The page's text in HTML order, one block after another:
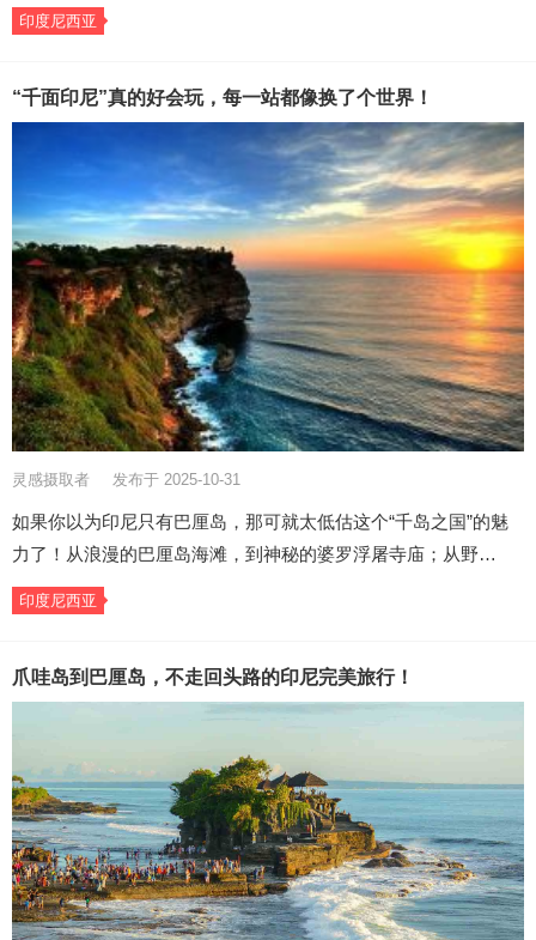
印度尼西亚
“千面印尼”真的好会玩，每一站都像换了个世界！
灵感摄取者 发布于 2025-10-31
如果你以为印尼只有巴厘岛，那可就太低估这个“千岛之国”的魅
力了！从浪漫的巴厘岛海滩，到神秘的婆罗浮屠寺庙；从野…
印度尼西亚
爪哇岛到巴厘岛，不走回头路的印尼完美旅行！